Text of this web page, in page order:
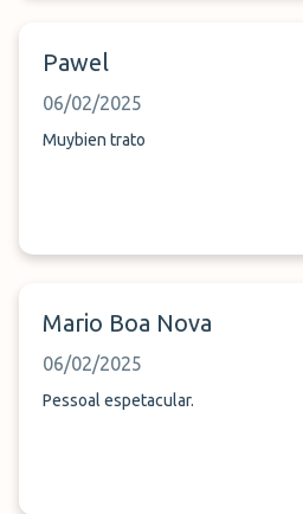
Pawel
06/02/2025
Muybien trato
Mario Boa Nova
06/02/2025
Pessoal espetacular.